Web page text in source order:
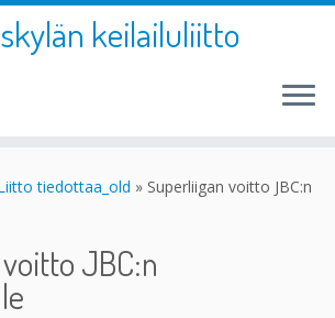
keilailuliitto
tiedottaa_old » Superliigan voitto JBC:n
JBC:n